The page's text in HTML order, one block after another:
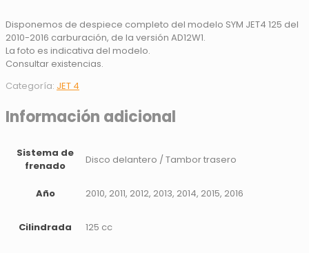
Disponemos de despiece completo del modelo SYM JET4 125 del
2010-2016 carburación, de la versión AD12W1.
La foto es indicativa del modelo.
Consultar existencias.
Categoría: JET 4
Información adicional
Sistema de
frenado
Disco delantero / Tambor trasero
Año 2010, 2011, 2012, 2013, 2014, 2015, 2016
Cilindrada 125 cc